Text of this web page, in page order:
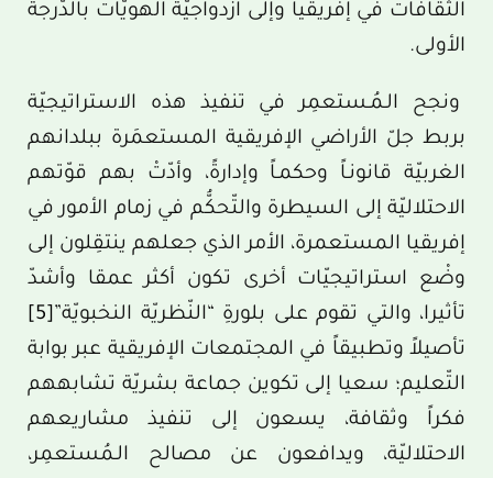
الثقافات في إفريقيا وإلى ازدواجيّة الهويّات بالدّرجة
الأولى.
ونجح الـمُـستعمِر في تنفيذ هذه الاستراتيجيّة
بربط جلّ الأراضي الإفريقية المستعمَرة ببلدانهم
الغربيّة قانونـاً وحكمـاً وإدارةً، وأدّتْ بهم قوّتهم
الاحتلاليّة إلى السيطرة والتّحكُّم في زمام الأمور في
إفريقيا المستعمرة، الأمر الذي جعلهم ينتقِلون إلى
وضْع استراتيجيّات أخرى تكون أكثر عمقا وأشدّ
تأثيرا، والتي تقوم على بلورةِ “النّظريّة النخبويّة” [5]
تأصيلاً وتطبيقاً في المجتمعات الإفريقية عبر بوابة
التّعليم؛ سعيا إلى تكوين جماعة بشريّة تشابههم
فكراً وثقافة، يسعون إلى تنفيذ مشاريعهم
الاحتلاليّة، ويدافعون عن مصالح الـمُستعمِر،